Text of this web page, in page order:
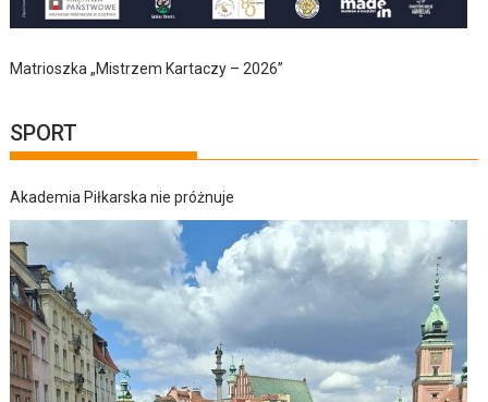
Matrioszka „Mistrzem Kartaczy – 2026”
SPORT
Akademia Piłkarska nie próżnuje